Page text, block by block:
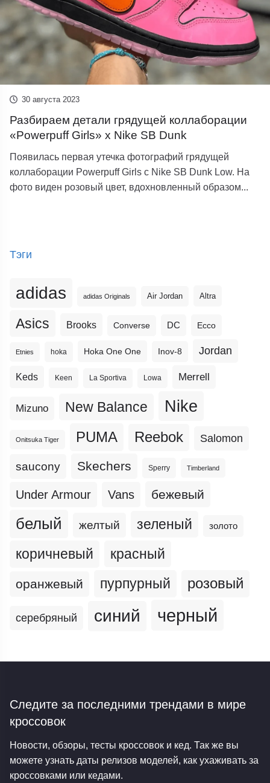
30 августа 2023
Разбираем детали грядущей коллаборации
«Powerpuff Girls» x Nike SB Dunk
Появилась первая утечка фотографий грядущей
коллаборации Powerpuff Girls с Nike SB Dunk Low. На
фото виден розовый цвет, вдохновленный образом...
Тэги
adidas adidas Originals Air Jordan Altra
Asics Brooks Converse DC Ecco
Etnies hoka Hoka One One Inov-8 Jordan
Keds Keen La Sportiva Lowa Merrell
Mizuno New Balance Nike
Onitsuka Tiger PUMA Reebok Salomon
saucony Skechers Sperry Timberland
Under Armour Vans бежевый
белый желтый зеленый золото
коричневый красный
оранжевый пурпурный розовый
серебряный синий черный
Следите за последними трендами в мире
кроссовок
Новости, обзоры, тесты кроссовок и кед. Так же вы
можете узнать даты релизов моделей, как ухаживать за
кроссовками или кедами.